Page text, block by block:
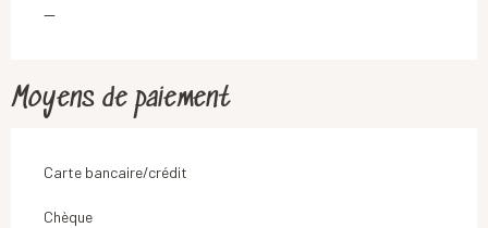
—
Moyens de paiement
Carte bancaire/crédit
Chèque